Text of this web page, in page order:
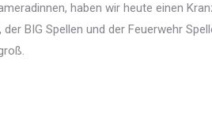
haben wir heute einen
BIG Spellen und der Feuerwehr